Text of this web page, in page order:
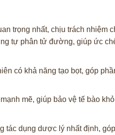
trọng nhất, chịu trách nhiệm
tự phân tử đường, giúp ức
có khả năng tạo bọt, góp
mẽ, giúp bảo vệ tế bào
tác dụng dược lý nhất định,